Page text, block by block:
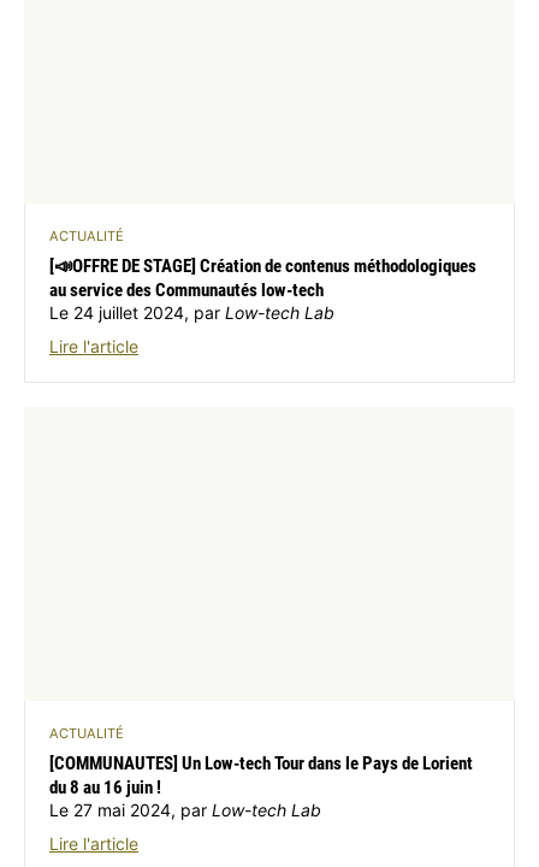
ACTUALITÉ
[📣OFFRE DE STAGE] Création de contenus méthodologiques
au service des Communautés low-tech
Le 24 juillet 2024, par Low-tech Lab
Lire l'article
ACTUALITÉ
[COMMUNAUTES] Un Low-tech Tour dans le Pays de Lorient
du 8 au 16 juin !
Le 27 mai 2024, par Low-tech Lab
Lire l'article